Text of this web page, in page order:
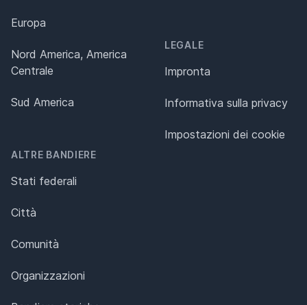
Europa
Nord America, America
Centrale
Sud America
ALTRE BANDIERE
Stati federali
Città
Comunità
Organizzazioni
LEGALE
Impronta
Informativa sulla privacy
Impostazioni dei cookie